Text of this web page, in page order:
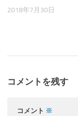
2018年7月30日
コメントを残す
コメント ※